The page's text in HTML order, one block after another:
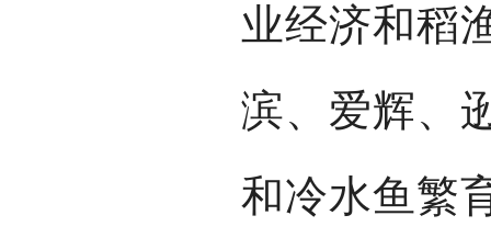
业经济和稻
滨、爱辉、
和冷水鱼繁